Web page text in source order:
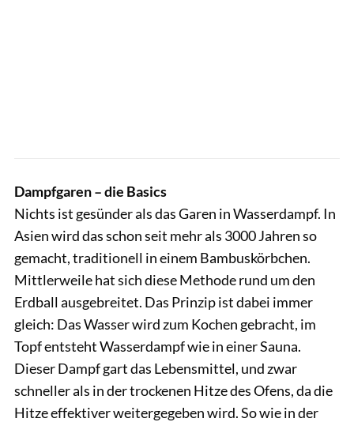
Dampfgaren – die Basics
Nichts ist gesünder als das Garen in Wasserdampf. In
Asien wird das schon seit mehr als 3000 Jahren so
gemacht, traditionell in einem Bambuskörbchen.
Mittlerweile hat sich diese Methode rund um den
Erdball ausgebreitet. Das Prinzip ist dabei immer
gleich: Das Wasser wird zum Kochen gebracht, im
Topf entsteht Wasserdampf wie in einer Sauna.
Dieser Dampf gart das Lebensmittel, und zwar
schneller als in der trockenen Hitze des Ofens, da die
Hitze effektiver weitergegeben wird. So wie in der